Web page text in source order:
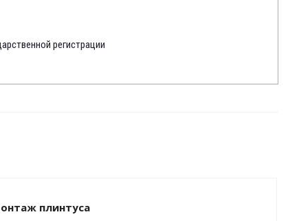
регистрации
плинтуса